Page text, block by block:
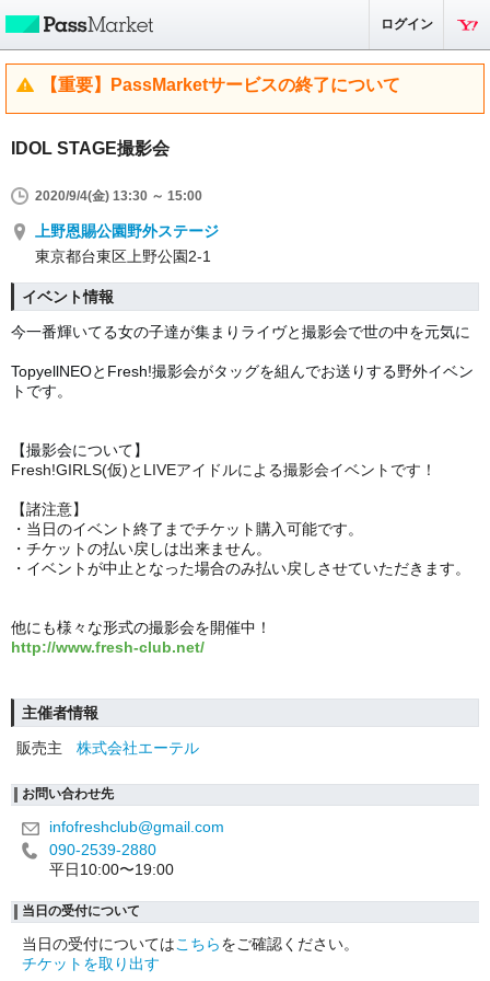
ログイン
【重要】PassMarketサービスの終了について
IDOL STAGE撮影会
2020/9/4(金) 13:30 ～ 15:00
上野恩賜公園野外ステージ
東京都台東区上野公園2-1
イベント情報
今一番輝いてる女の子達が集まりライヴと撮影会で世の中を元気に
TopyellNEOとFresh!撮影会がタッグを組んでお送りする野外イベン
トです。
【撮影会について】
Fresh!GIRLS(仮)と LIVEアイドルによる撮影会イベントです！
【諸注意】
・当日のイベント終了までチケット購入可能です。
・チケットの払い戻しは出来ません。
・イベントが中止となった場合のみ払い戻しさせていただきます。
他にも様々な形式の撮影会を開催中！
http://www.fresh-club.net/
主催者情報
販売主
株式会社エーテル
お問い合わせ先
infofreshclub@gmail.com
090-2539-2880
平日10:00〜19:00
当日の受付について
当日の受付についてはこちらをご確認ください。
チケットを取り出す